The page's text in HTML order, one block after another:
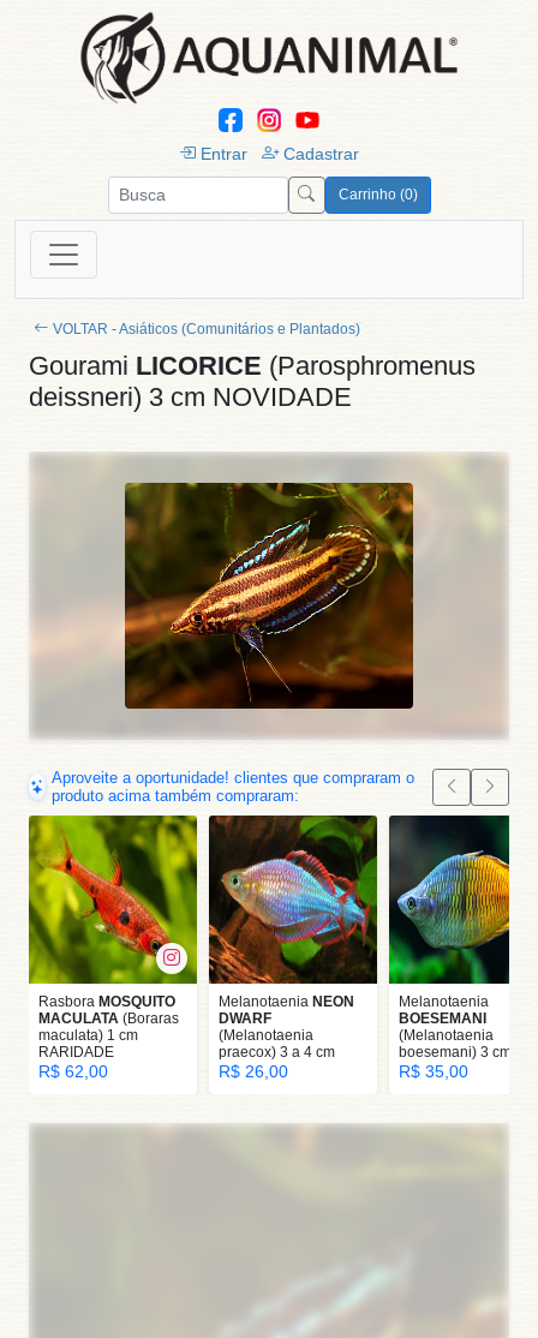
Entrar Cadastrar
Carrinho (0)
VOLTAR - Asiáticos (Comunitários e Plantados)
Gourami LICORICE (Parosphromenus
deissneri) 3 cm NOVIDADE
Aproveite a oportunidade! clientes que compraram o
produto acima também compraram:
Rasbora MOSQUITO
MACULATA (Boraras
maculata) 1 cm
RARIDADE
R$ 62,00
Melanotaenia NEON
DWARF
(Melanotaenia
praecox) 3 a 4 cm
R$ 26,00
Melanotaenia
BOESEMANI
(Melanotaenia
boesemani) 3 cm
R$ 35,00